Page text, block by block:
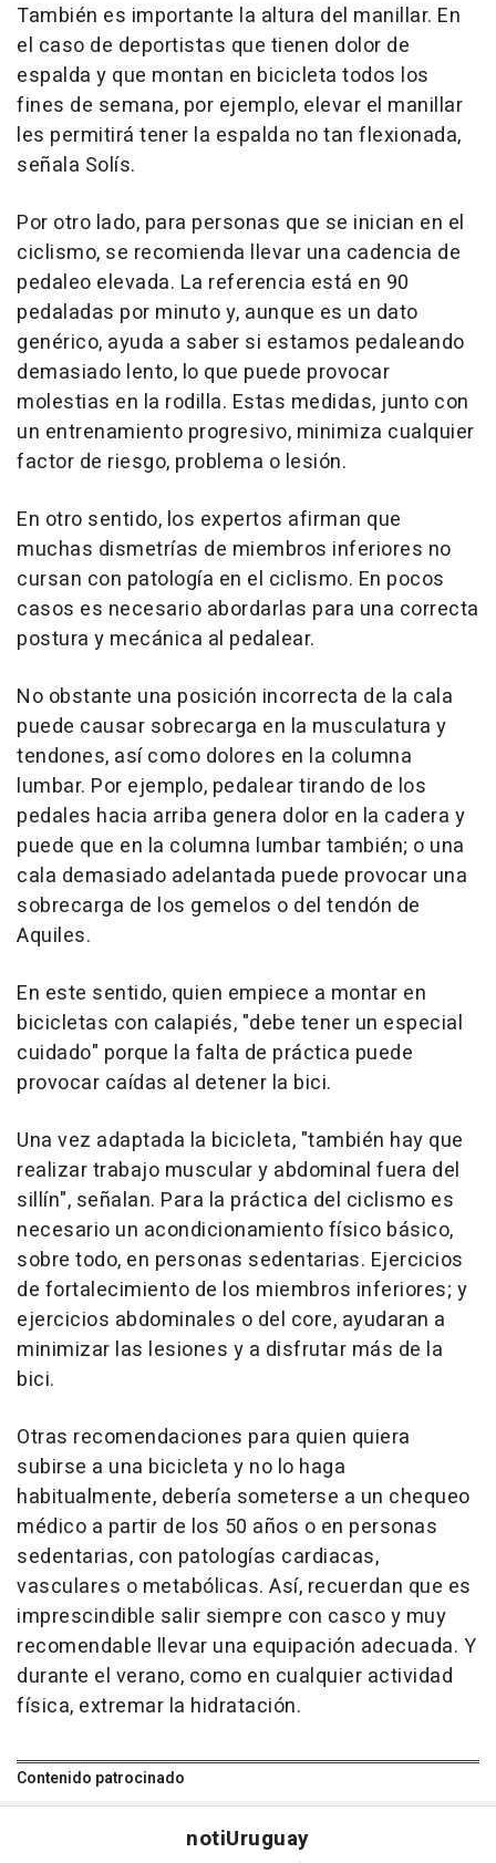
También es importante la altura del manillar. En
el caso de deportistas que tienen dolor de
espalda y que montan en bicicleta todos los
fines de semana, por ejemplo, elevar el manillar
les permitirá tener la espalda no tan flexionada,
señala Solís.
Por otro lado, para personas que se inician en el
ciclismo, se recomienda llevar una cadencia de
pedaleo elevada. La referencia está en 90
pedaladas por minuto y, aunque es un dato
genérico, ayuda a saber si estamos pedaleando
demasiado lento, lo que puede provocar
molestias en la rodilla. Estas medidas, junto con
un entrenamiento progresivo, minimiza cualquier
factor de riesgo, problema o lesión.
En otro sentido, los expertos afirman que
muchas dismetrías de miembros inferiores no
cursan con patología en el ciclismo. En pocos
casos es necesario abordarlas para una correcta
postura y mecánica al pedalear.
No obstante una posición incorrecta de la cala
puede causar sobrecarga en la musculatura y
tendones, así como dolores en la columna
lumbar. Por ejemplo, pedalear tirando de los
pedales hacia arriba genera dolor en la cadera y
puede que en la columna lumbar también; o una
cala demasiado adelantada puede provocar una
sobrecarga de los gemelos o del tendón de
Aquiles.
En este sentido, quien empiece a montar en
bicicletas con calapiés, "debe tener un especial
cuidado" porque la falta de práctica puede
provocar caídas al detener la bici.
Una vez adaptada la bicicleta, "también hay que
realizar trabajo muscular y abdominal fuera del
sillín", señalan. Para la práctica del ciclismo es
necesario un acondicionamiento físico básico,
sobre todo, en personas sedentarias. Ejercicios
de fortalecimiento de los miembros inferiores; y
ejercicios abdominales o del core, ayudaran a
minimizar las lesiones y a disfrutar más de la
bici.
Otras recomendaciones para quien quiera
subirse a una bicicleta y no lo haga
habitualmente, debería someterse a un chequeo
médico a partir de los 50 años o en personas
sedentarias, con patologías cardiacas,
vasculares o metabólicas. Así, recuerdan que es
imprescindible salir siempre con casco y muy
recomendable llevar una equipación adecuada. Y
durante el verano, como en cualquier actividad
física, extremar la hidratación.
Contenido patrocinado
notiUruguay